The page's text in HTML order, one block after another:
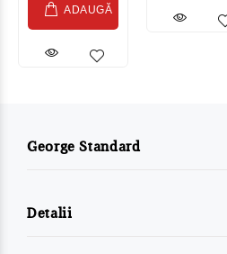
ADAUGĂ
George Standard
Detalii